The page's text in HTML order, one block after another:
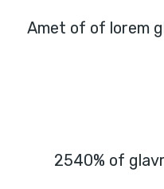
Amet of of lorem
2540% of